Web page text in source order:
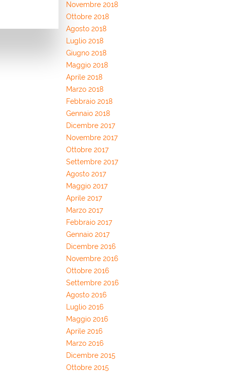
Novembre 2018
Ottobre 2018
Agosto 2018
Luglio 2018
Giugno 2018
Maggio 2018
Aprile 2018
Marzo 2018
Febbraio 2018
Gennaio 2018
Dicembre 2017
Novembre 2017
Ottobre 2017
Settembre 2017
Agosto 2017
Maggio 2017
Aprile 2017
Marzo 2017
Febbraio 2017
Gennaio 2017
Dicembre 2016
Novembre 2016
Ottobre 2016
Settembre 2016
Agosto 2016
Luglio 2016
Maggio 2016
Aprile 2016
Marzo 2016
Dicembre 2015
Ottobre 2015